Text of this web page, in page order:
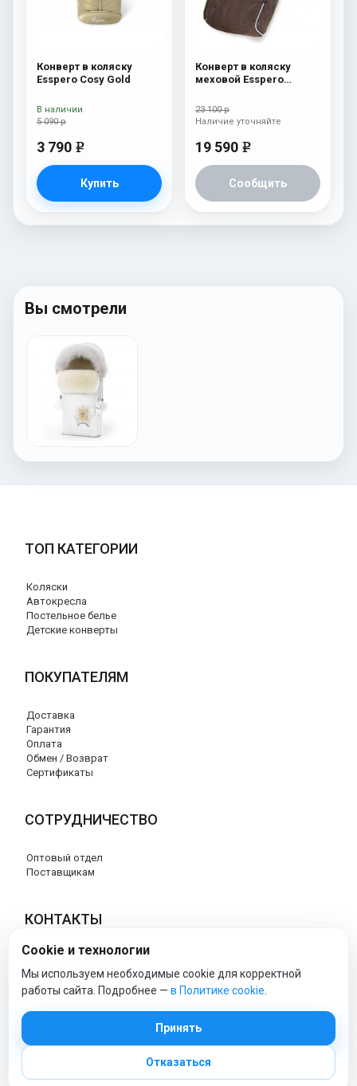
Конверт в коляску
Esspero Cosy Gold
5 090 р
3 790 e
Купить
В наличии
Конверт в коляску
меховой Esspero
(натуральная овчина)
Nubuck
23 100 р
19 590 e
Сообщить
Наличие уточняйте
Вы смотрели
ТОП КАТЕГОРИИ
Коляски
Автокресла
Постельное белье
Детские конверты
ПОКУПАТЕЛЯМ
Доставка
Гарантия
Оплата
Обмен / Возврат
Сертификаты
СОТРУДНИЧЕСТВО
Оптовый отдел
Поставщикам
КОНТАКТЫ
8 (800) 707-76-34
info@esspero-market.ru
© 2026 Esspero-market.ru
Политика обработки персональных данных
| Политика cookie
Cookie и технологии
Мы используем необходимые cookie для корректной
работы сайта. Подробнее — в Политике cookie
Принять
Отказаться